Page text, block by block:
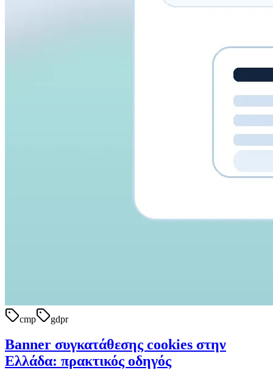
cmp gdpr
Banner συγκατάθεσης cookies στην
Ελλάδα: πρακτικός οδηγός